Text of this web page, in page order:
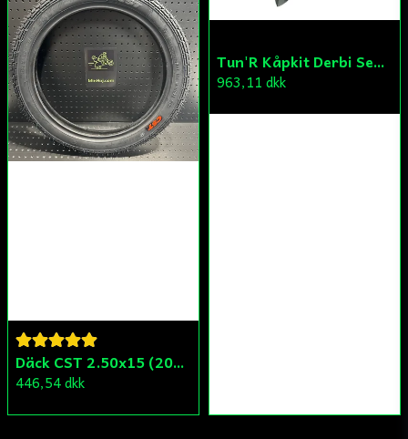
Däck CST 2.50x15 (20x250) Compact/Scoper/Mamba/Flakmoped
446,54 dkk
Tun'R Kåpkit Derbi Senda
963,11 dkk